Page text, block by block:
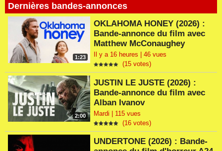
Dernières bandes-annonces
1:23
OKLAHOMA HONEY (2026) :
Bande-annonce du film avec
Matthew McConaughey
Il y a 16 heures | 46 vues
(15 votes)
2:00
JUSTIN LE JUSTE (2026) :
Bande-annonce du film avec
Alban Ivanov
Mardi | 115 vues
(16 votes)
UNDERTONE (2026) : Bande-